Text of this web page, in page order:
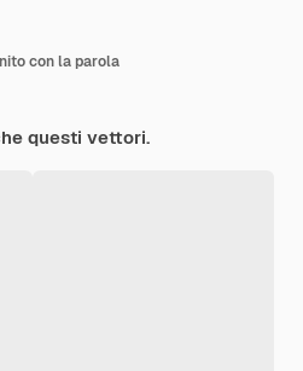
con la parola
questi vettori.